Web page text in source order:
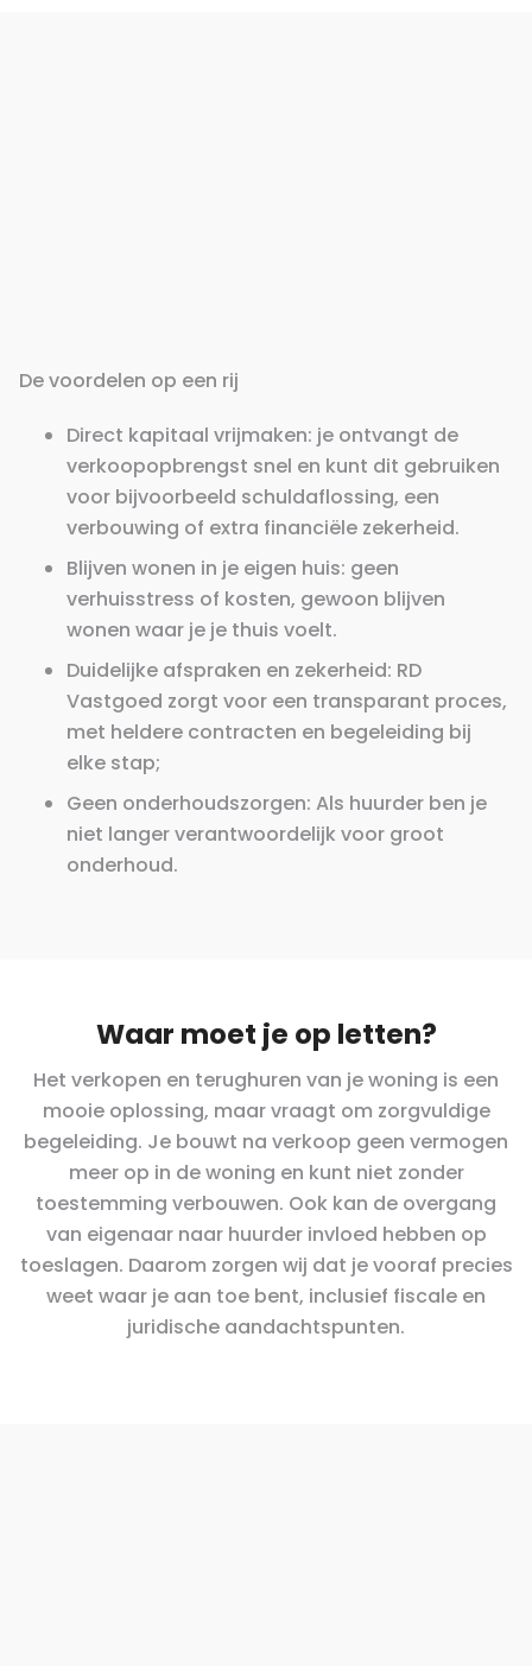
De voordelen op een rij
Direct kapitaal vrijmaken: je ontvangt de
verkoopopbrengst snel en kunt dit gebruiken
voor bijvoorbeeld schuldaflossing, een
verbouwing of extra financiële zekerheid.
Blijven wonen in je eigen huis: geen
verhuisstress of kosten, gewoon blijven
wonen waar je je thuis voelt.
Duidelijke afspraken en zekerheid: RD
Vastgoed zorgt voor een transparant proces,
met heldere contracten en begeleiding bij
elke stap;
Geen onderhoudszorgen: Als huurder ben je
niet langer verantwoordelijk voor groot
onderhoud.
Waar moet je op letten?
Het verkopen en terughuren van je woning is een
mooie oplossing, maar vraagt om zorgvuldige
begeleiding. Je bouwt na verkoop geen vermogen
meer op in de woning en kunt niet zonder
toestemming verbouwen. Ook kan de overgang
van eigenaar naar huurder invloed hebben op
toeslagen. Daarom zorgen wij dat je vooraf precies
weet waar je aan toe bent, inclusief fiscale en
juridische aandachtspunten.